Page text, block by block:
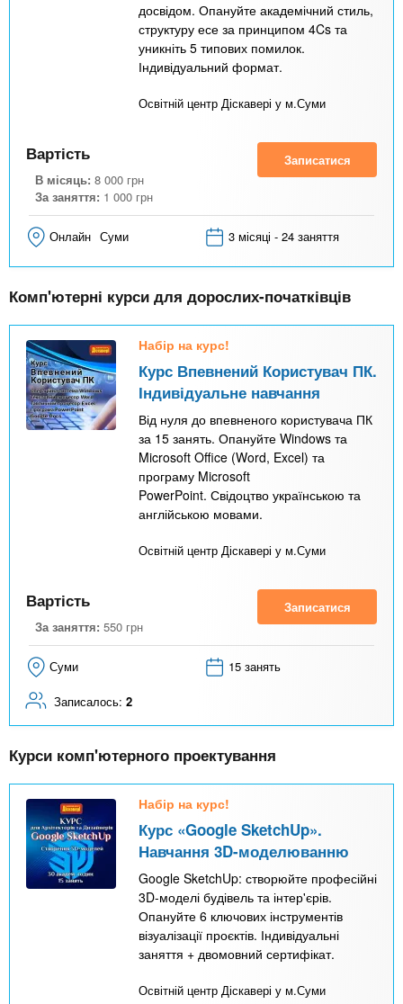
досвідом. Опануйте академічний стиль,
структуру есе за принципом 4Cs та
уникніть 5 типових помилок.
Індивідуальний формат.
Освітній центр Діскавері у м.Суми
Вартість
В місяць: 8 000 грн
За заняття: 1 000 грн
Записатися
Онлайн Суми 3 місяці - 24 заняття
Комп'ютерні курси для дорослих-початківців
Набір на курс!
Курс Впевнений Користувач ПК.
Індивідуальне навчання
Від нуля до впевненого користувача ПК
за 15 занять. Опануйте Windows та
Microsoft Office (Word, Excel) та
програму Microsoft
PowerPoint. Свідоцтво українською та
англійською мовами.
Освітній центр Діскавері у м.Суми
Вартість
За заняття: 550 грн
Записатися
Суми 15 занять
Записалось: 2
Курси комп'ютерного проектування
Набір на курс!
Курс «Google SketchUp».
Навчання 3D-моделюванню
Google SketchUp: створюйте професійні
3D-моделі будівель та інтер'єрів.
Опануйте 6 ключових інструментів
візуалізації проєктів. Індивідуальні
заняття + двомовний сертифікат.
Освітній центр Діскавері у м.Суми